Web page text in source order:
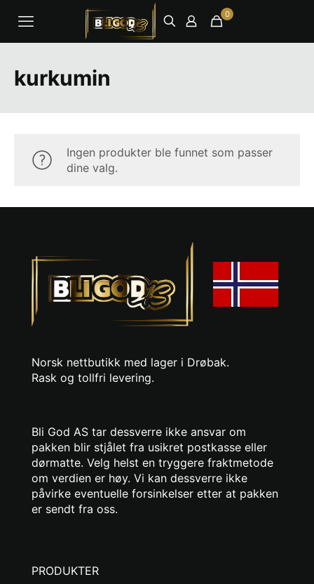
0
kurkumin
Ingen produkter ble funnet som passer
dine valg.
Norsk nettbutikk med lager i Drøbak.
Rask og tollfri levering.
Bli God AS tar dessverre ikke ansvar om
pakken blir stjålet fra usikret postkasse eller
dørmatte. Velg helst en tryggere fraktmetode
om verdien er høy. Vi kan dessverre ikke
påvirke eventuelle forsinkelser etter at pakken
er sendt fra oss.
PRODUKTER